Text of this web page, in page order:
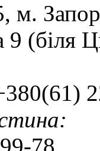
м.
9 (біля